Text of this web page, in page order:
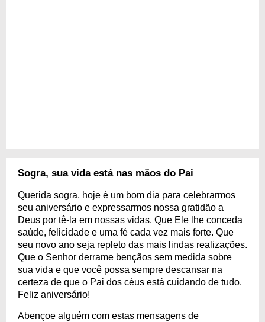
Sogra, sua vida está nas mãos do Pai
Querida sogra, hoje é um bom dia para celebrarmos
seu aniversário e expressarmos nossa gratidão a
Deus por tê-la em nossas vidas. Que Ele lhe conceda
saúde, felicidade e uma fé cada vez mais forte. Que
seu novo ano seja repleto das mais lindas realizações.
Que o Senhor derrame bençãos sem medida sobre
sua vida e que você possa sempre descansar na
certeza de que o Pai dos céus está cuidando de tudo.
Feliz aniversário!
Abençoe alguém com estas mensagens de